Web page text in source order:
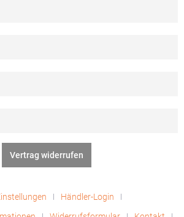
Vertrag widerrufen
Händler-Login